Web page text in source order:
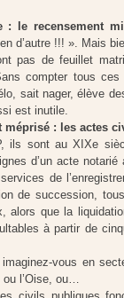
: le recensement
d’autre !!! ». Mais
pas de feuillet
compter tous
sait nager, élève
est inutile.
méprisé : les actes
ils sont au XIXe
d’un acte
de
de succession,
alors que la
à partir de
vous en
ou l’Oise, ou…